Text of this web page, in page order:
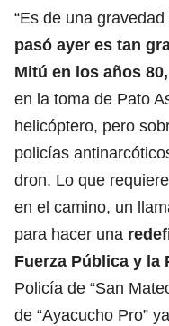
“Es de una
pasó ayer es tan
Mitú en los años 80,
en la toma de Pato
helicóptero, pero
policías
dron. Lo que
en el camino, un
para hacer una
Fuerza Pública y la
Policía de “San
de “Ayacucho Pro”